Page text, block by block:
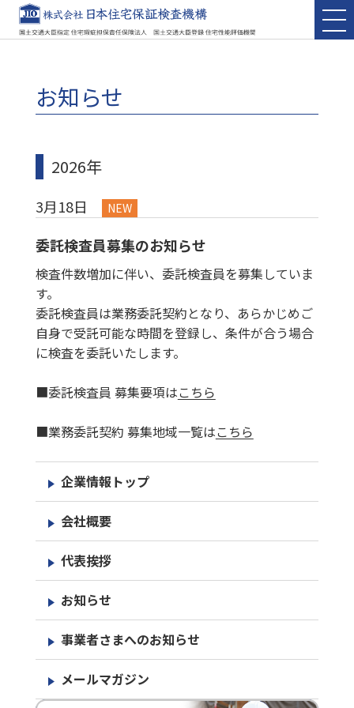
企業情報トップ
会社概要
代表挨拶
お知らせ
事業者さまへのお知らせ
メールマガジン
お知らせ
2026年
3月18日 NEW
委託検査員募集のお知らせ
検査件数増加に伴い、委託検査員を募集していま
す。
委託検査員は業務委託契約となり、あらかじめご
自身で受託可能な時間を登録し、条件が合う場合
に検査を委託いたします。
■委託検査員 募集要項はこちら
■業務委託契約 募集地域一覧はこちら